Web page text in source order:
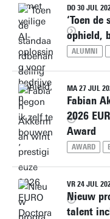
DO 30 JUL
‘Toen
ophield,
ALUMNI
MA 27 JUL
Fabian
2026
Award
AWARD
VR 24 JUL
Nieuw
talent